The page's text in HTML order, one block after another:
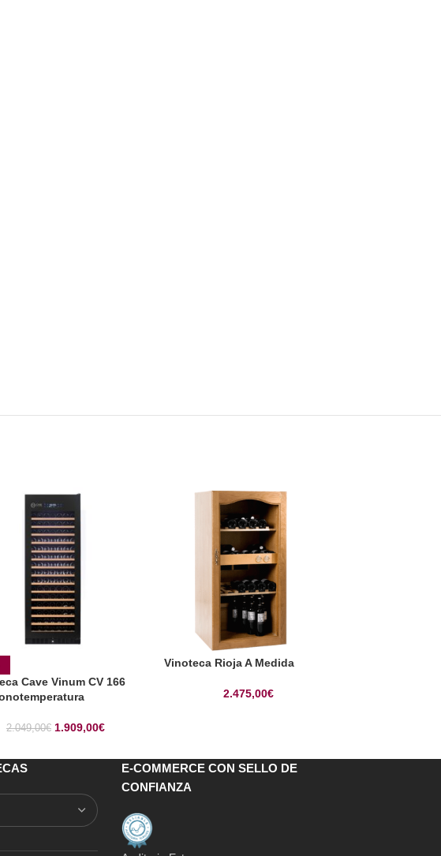
Cave Vinum CV 166
2.049,00€ 1.909,00€
Vinoteca Rioja A Medida
2.475,00€
E-COMMERCE CON SELLO DE
CONFIANZA